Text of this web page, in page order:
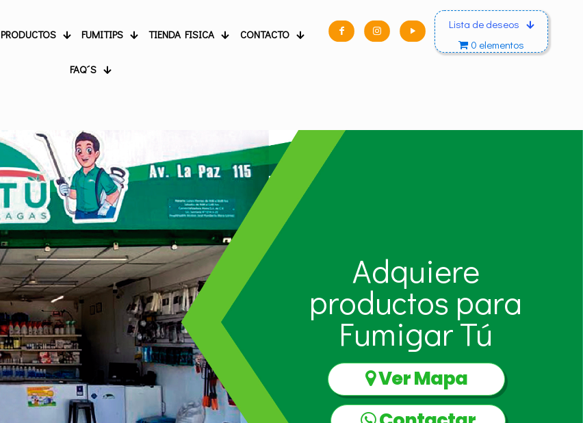
PRODUCTOS FUMITIPS TIENDA FISICA CONTACTO
FAQ´S
Lista de deseos
0 elementos
Adquiere
productos para
Fumigar Tú
Ver Mapa